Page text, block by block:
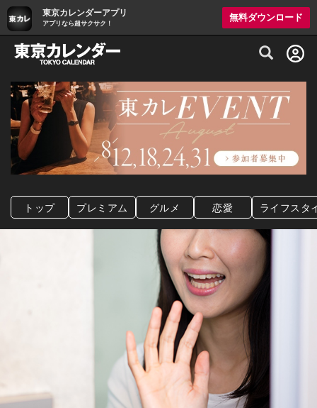
東京カレンダーアプリ
アプリなら超サクサク！
無料ダウンロード
グルメ情報・プレミアムレストラン予約
トップ プレミアム グルメ 恋愛 ライフスタ